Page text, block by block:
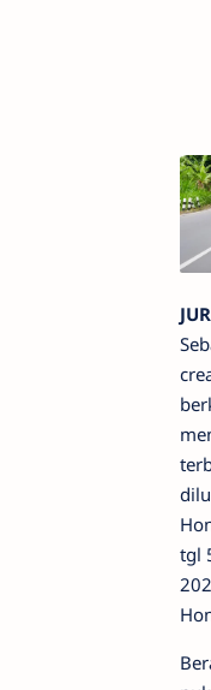
tgl